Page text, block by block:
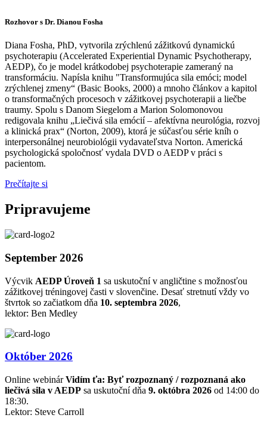
Rozhovor s Dr. Dianou Fosha
Diana Fosha, PhD, vytvorila zrýchlenú zážitkovú dynamickú
psychoterapiu (Accelerated Experiential Dynamic Psychotherapy,
AEDP), čo je model krátkodobej psychoterapie zameraný na
transformáciu. Napísla knihu "Transformujúca sila emóci; model
zrýchlenej zmeny“ (Basic Books, 2000) a mnoho článkov a kapitol
o transformačných procesoch v zážitkovej psychoterapii a liečbe
traumy. Spolu s Danom Siegelom a Marion Solomonovou
redigovala knihu „Liečivá sila emócií – afektívna neurológia, rozvoj
a klinická prax“ (Norton, 2009), ktorá je súčasťou série kníh o
interpersonálnej neurobiológii vydavateľstva Norton. Americká
psychologická spoločnosť vydala DVD o AEDP v práci s
pacientom.
Prečítajte si
Pripravujeme
September 2026
Výcvik AEDP Úroveň 1 sa uskutoční v angličtine s možnosťou
zážitkovej tréningovej časti v slovenčine. Desať stretnutí vždy vo
štvrtok so začiatkom dňa 10. septembra 2026,
lektor: Ben Medley
Október 2026
Online webinárVidím ťa: Byť rozpoznaný / rozpoznaná ako
liečivá sila v AEDP sa uskutoční dňa 9. októbra 2026 od 14:00 do
18:30.
Lektor: Steve Carroll